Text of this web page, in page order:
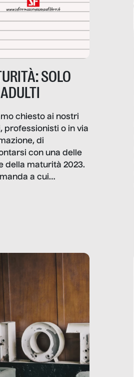
SOLO
chiesto ai nostri
professionisti o in via
di
con una delle
della maturità 2023.
a cui